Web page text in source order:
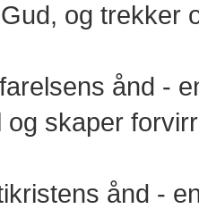
og trekker
ånd -
og skaper
ånd -